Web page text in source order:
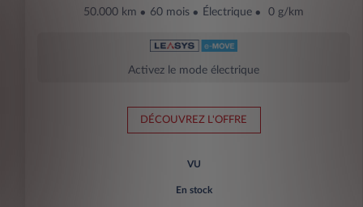
50.000 km 60 mois Électrique 0 g/km
Activez le mode électrique
DÉCOUVREZ L'OFFRE
VU
En stock